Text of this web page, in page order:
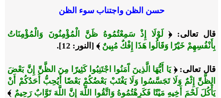
حسن الظن واجتناب سوء الظن
قال تعالى: ﴿لَوْلَا إِذْ سَمِعْتُمُوهُ ظَنَّ الْمُؤْمِنُونَ وَالْمُؤْمِنَاتُ
بِأَنْفُسِهِمْ خَيْرًا وَقَالُوا هَذَا إِفْكٌ مُبِينٌ ﴾ [النور: 12].
قال تعالى: ﴿يَا أَيُّهَا الَّذِينَ آَمَنُوا اجْتَنِبُوا كَثِيرًا مِنَ الظَّنِّ إِنَّ بَعْضَ
الظَّنِّ إِثْمٌ وَلَا تَجَسَّسُوا وَلَا يَغْتَبْ بَعْضُكُمْ بَعْضًا أَيُحِبُّ أَحَدُكُمْ أَنْ
يَأْكُلَ لَحْمَ أَخِيهِ مَيْتًا فَكَرِهْتُمُوهُ وَاتَّقُوا اللَّهَ إِنَّ اللَّهَ تَوَّابٌ رَحِيمٌ ﴾